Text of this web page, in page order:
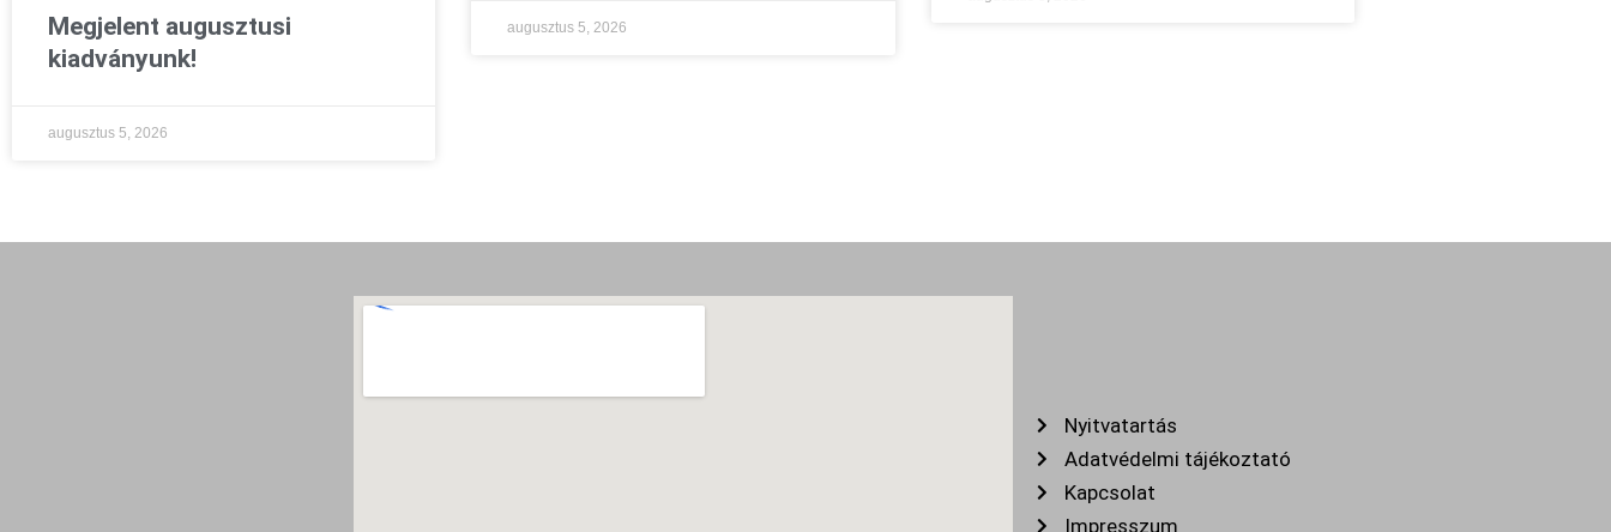
Megjelent augusztusi
kiadványunk!
augusztus 5, 2026
augusztus 5, 2026
Nyitvatartás
Adatvédelmi tájékoztató
Kapcsolat
Impresszum